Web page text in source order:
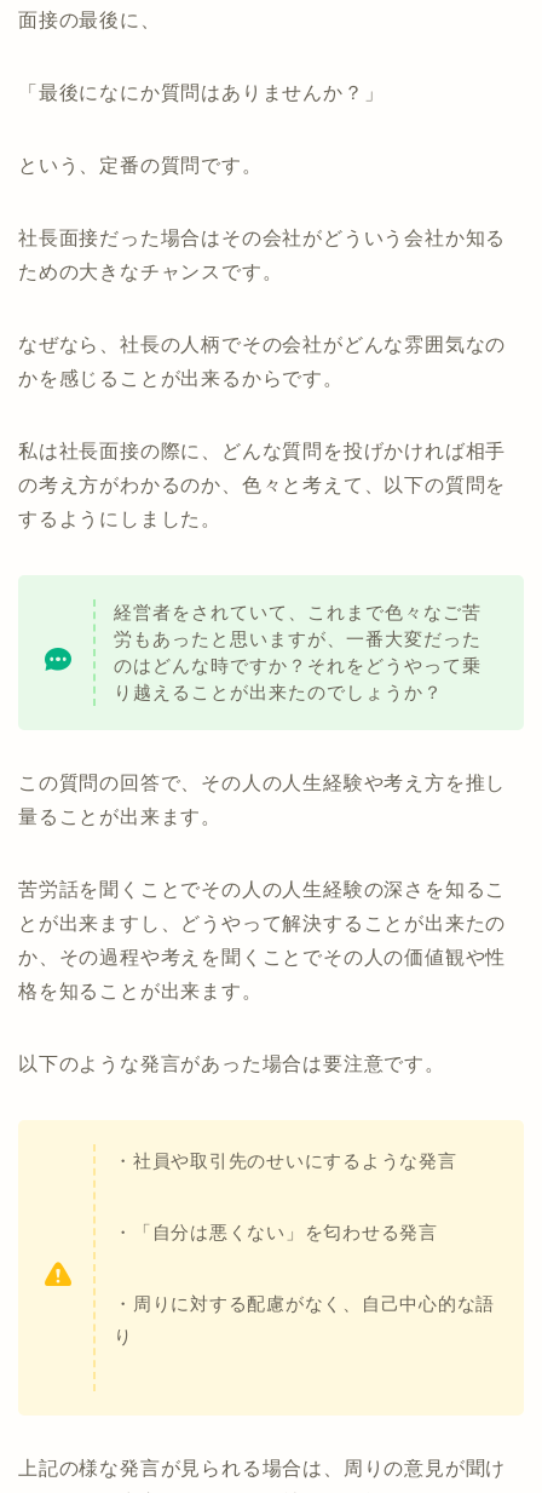
面接の最後に、
「最後になにか質問はありませんか？」
という、定番の質問です。
社長面接だった場合はその会社がどういう会社か知る
ための大きなチャンスです。
なぜなら、社長の人柄でその会社がどんな雰囲気なの
かを感じることが出来るからです。
私は社長面接の際に、どんな質問を投げかければ相手
の考え方がわかるのか、色々と考えて、以下の質問を
するようにしました。
経営者をされていて、これまで色々なご苦
労もあったと思いますが、一番大変だった
のはどんな時ですか？それをどうやって乗
り越えることが出来たのでしょうか？
この質問の回答で、その人の人生経験や考え方を推し
量ることが出来ます。
苦労話を聞くことでその人の人生経験の深さを知るこ
とが出来ますし、どうやって解決することが出来たの
か、その過程や考えを聞くことでその人の価値観や性
格を知ることが出来ます。
以下のような発言があった場合は要注意です。
・社員や取引先のせいにするような発言
・「自分は悪くない」を匂わせる発言
・周りに対する配慮がなく、自己中心的な語
り
上記の様な発言が見られる場合は、周りの意見が聞け